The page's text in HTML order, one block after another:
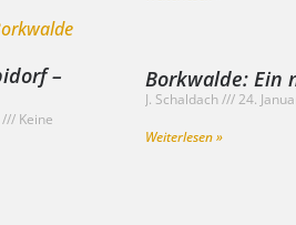
Borkwalde: Ein
J. Schaldach 24.
Weiterlesen »
–
Keine